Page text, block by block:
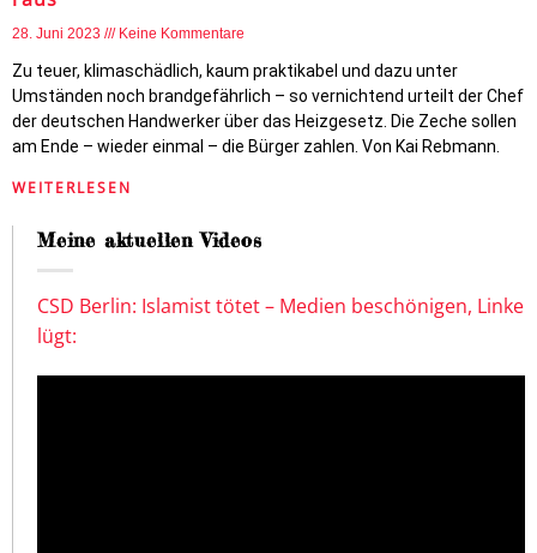
28. Juni 2023 Keine Kommentare
Zu teuer, klimaschädlich, kaum praktikabel und dazu unter
Umständen noch brandgefährlich – so vernichtend urteilt der Chef
der deutschen Handwerker über das Heizgesetz. Die Zeche sollen
am Ende – wieder einmal – die Bürger zahlen. Von Kai Rebmann.
WEITERLESEN
Meine aktuellen Videos
CSD Berlin: Islamist tötet – Medien beschönigen, Linke
lügt: